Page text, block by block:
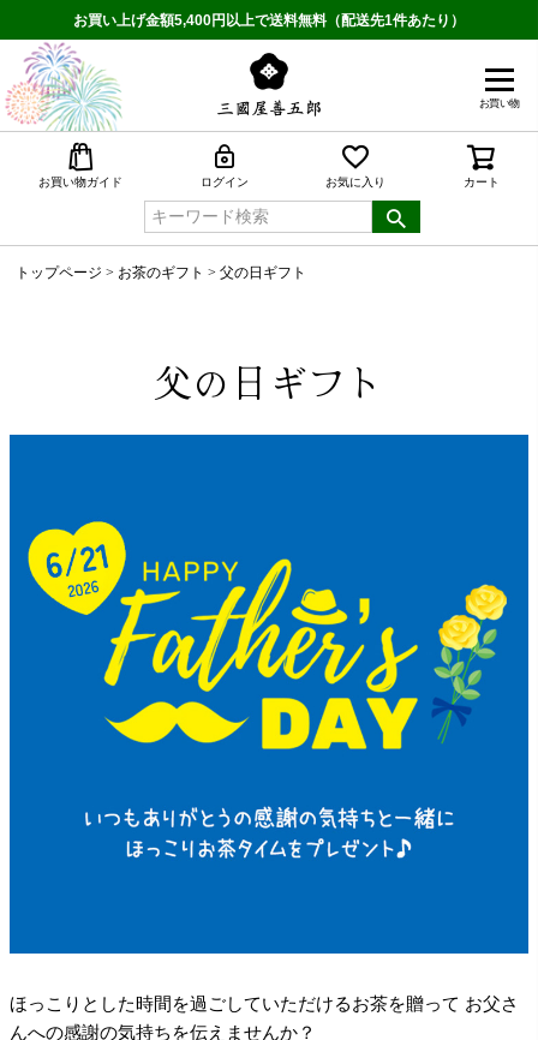
お買い上げ金額5,400円以上で送料無料（配送先1件あたり）
お買い物
お買い物ガイド ログイン お気に入り カート
トップページ お茶のギフト 父の日ギフト
父の日ギフト
ほっこりとした時間を過ごしていただけるお茶を贈って お父さ
んへの感謝の気持ちを伝えませんか？